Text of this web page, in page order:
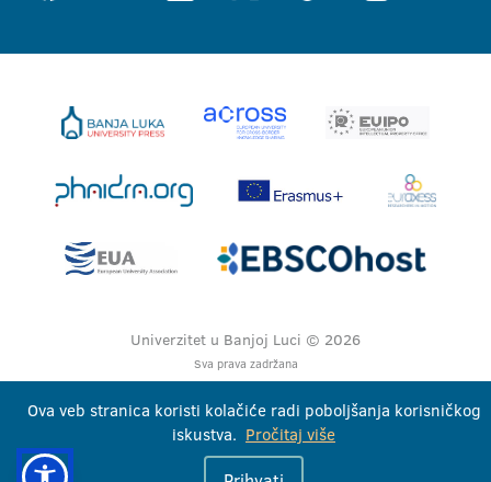
Univerzitet u Banjoj Luci © 2026
Sva prava zadržana
Ova veb stranica koristi kolačiće radi poboljšanja korisničkog
iskustva. Pročitaj više